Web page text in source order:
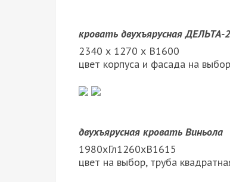
кровать двухъярусная
2340 х 1270 х В1600
цвет корпуса и фасада на
двухъярусная кровать Виньола
1980хГл1260хВ1615
цвет на выбор, труба